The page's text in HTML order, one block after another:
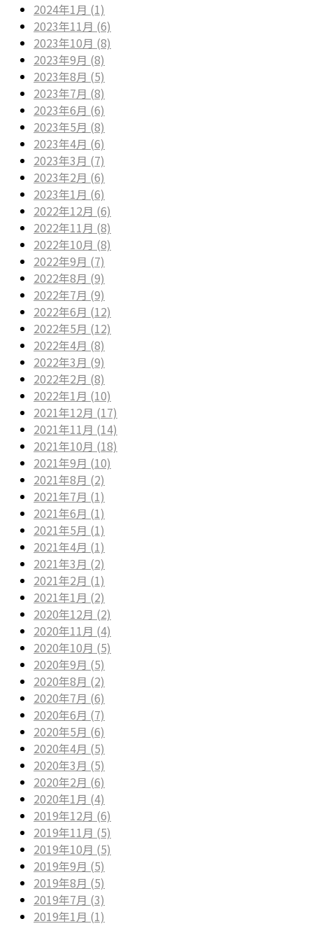
2024年1月 (1)
2023年11月 (6)
2023年10月 (8)
2023年9月 (8)
2023年8月 (5)
2023年7月 (8)
2023年6月 (6)
2023年5月 (8)
2023年4月 (6)
2023年3月 (7)
2023年2月 (6)
2023年1月 (6)
2022年12月 (6)
2022年11月 (8)
2022年10月 (8)
2022年9月 (7)
2022年8月 (9)
2022年7月 (9)
2022年6月 (12)
2022年5月 (12)
2022年4月 (8)
2022年3月 (9)
2022年2月 (8)
2022年1月 (10)
2021年12月 (17)
2021年11月 (14)
2021年10月 (18)
2021年9月 (10)
2021年8月 (2)
2021年7月 (1)
2021年6月 (1)
2021年5月 (1)
2021年4月 (1)
2021年3月 (2)
2021年2月 (1)
2021年1月 (2)
2020年12月 (2)
2020年11月 (4)
2020年10月 (5)
2020年9月 (5)
2020年8月 (2)
2020年7月 (6)
2020年6月 (7)
2020年5月 (6)
2020年4月 (5)
2020年3月 (5)
2020年2月 (6)
2020年1月 (4)
2019年12月 (6)
2019年11月 (5)
2019年10月 (5)
2019年9月 (5)
2019年8月 (5)
2019年7月 (3)
2019年1月 (1)